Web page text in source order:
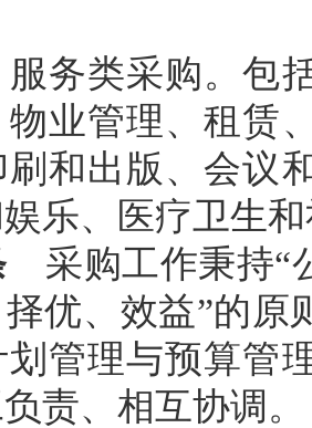
类采购。包括
业管理、租赁
和出版、会议
乐、医疗卫生
采购工作秉持“
优、效益”的原
管理与预算管
责、相互协调。